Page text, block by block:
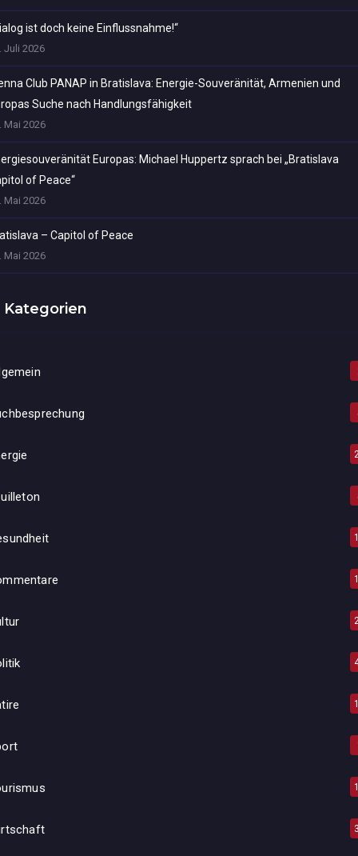
ist doch keine Einflussnahme!“
Juli 2026
Club PANAP in Bratislava: Energie-Souveränität, Armenien und
Suche nach Handlungsfähigkeit
Mai 2026
Europas: Michael Huppertz sprach bei „Bratislava
of Peace“
Mai 2026
– Capitol of Peace
Mai 2026
Kategorien